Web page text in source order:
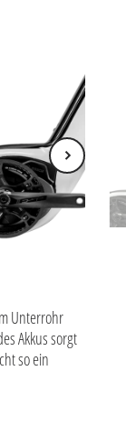
Unterrohr
Akkus sorgt
so ein